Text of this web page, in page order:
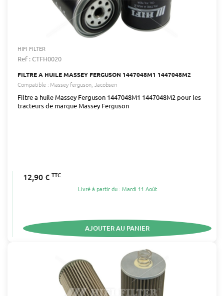
HIFI FILTER
Ref : CTFH0020
FILTRE A HUILE MASSEY FERGUSON 1447048M1 1447048M2
Compatible : Massey ferguson Jacobsen
Filtre a huile Massey Ferguson 1447048M1 1447048M2 pour les
tracteurs de marque Massey Ferguson
12,90 € TTC
Livré à partir du : Mardi 11 Août
AJOUTER AU PANIER